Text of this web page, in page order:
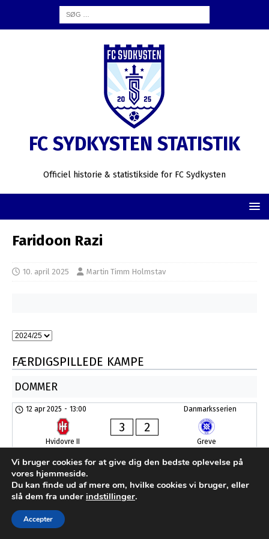
FC SYDKYSTEN STATISTIK
Officiel historie & statistikside for FC Sydkysten
Faridoon Razi
10. april 2025 Martin Timm Holmstav
FÆRDIGSPILLEDE KAMPE
DOMMER
Danmarksserien
12 apr 2025 - 13:00
Hvidovre II
3 2
Greve
Udviklet af MTH Design for FC Sydkysten Statistik
Vi bruger cookies for at give dig den bedste oplevelse på
vores hjemmeside.
Du kan finde ud af mere om, hvilke cookies vi bruger, eller
slå dem fra under indstillinger.
Accepter